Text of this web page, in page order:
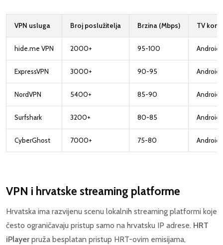
VPN usluga Broj poslužitelja Brzina (Mbps) TV
hide.me VPN 2000+ 95-100 Android
ExpressVPN 3000+ 90-95 Android
NordVPN 5400+ 85-90 Android
Surfshark 3200+ 80-85 Android
CyberGhost 7000+ 75-80 Android
VPN i hrvatske streaming platforme
Hrvatska ima razvijenu scenu lokalnih streaming platformi koje
često ograničavaju pristup samo na hrvatsku IP adrese. HRT
iPlayerpruža besplatan pristup HRT-ovim emisijama,